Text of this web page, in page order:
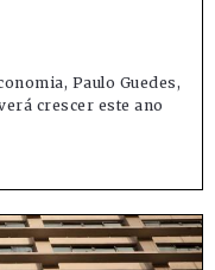
Paulo Guedes,
crescer este ano